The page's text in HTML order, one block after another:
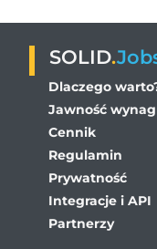
SOLID.
Dlaczego
Jawność
Cennik
Regulamin
Prywatność
Integracje i API
Partnerzy